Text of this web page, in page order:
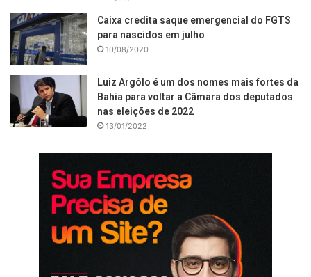
Caixa credita saque emergencial do FGTS
para nascidos em julho
10/08/2020
Luiz Argôlo é um dos nomes mais fortes da
Bahia para voltar a Câmara dos deputados
nas eleições de 2022
13/01/2022